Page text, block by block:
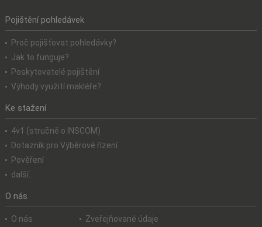
Pojištění pohledávek
Proč pojišťovat pohledávky?
Jak to funguje?
Poskytovatelé pojištění
Výhody využití makléře?
Ke stažení
4v1 (stručně o INSCOM)
Dotazník pro Výběrové řízení
Pověření
další...
O nás
O nás Zveřejňované údaje